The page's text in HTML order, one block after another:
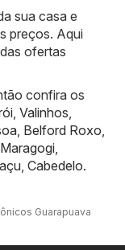
sua casa e
preços. Aqui
ofertas
confira os
, Valinhos,
, Belford Roxo,
Maragogi,
, Cabedelo.
Guarapuava